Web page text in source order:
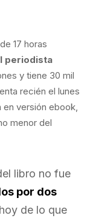
17 horas
periodista
y tiene 30 mil
recién el lunes
versión ebook,
menor del
libro no fue
por dos
de lo que